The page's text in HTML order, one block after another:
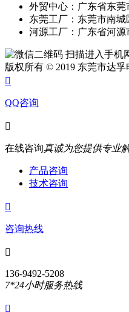
外贸中心：广东省东莞
东莞工厂：东莞市南城
河源工厂：广东省河
扫描进入手机
版权所有 © 2019 东莞市达

QQ咨询

在线咨询真诚为您提供专业
产品咨询
技术咨询

咨询热线

136-9492-5208
7*24小时服务热线
